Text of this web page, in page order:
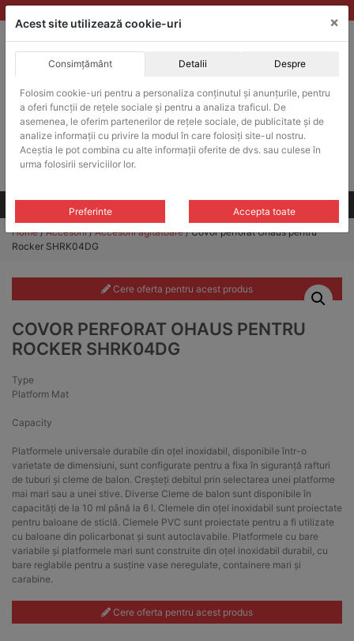
Skip
to
ACHIZITII PUBLICE
Produsele pot fi achizitionate si in sistemul SEAP / SICAP
Products
search
CAUTARE
Toate produsele
Home/Accesorii/Accesorii agitatoare/ Covor perforat Ohaus pentru
Rocker SHRK04DG
Cere oferta pentru acest produs
COVOR PERFORAT OHAUS PENTRU
ROCKER SHRK04DG
Type
Platform Mat
Capacity
Platformele universale durabile din oțel inoxidabil, disponibile într-o
varietate de dimensiuni, sunt configurate pentru a fixa în siguranță rafturi
de tuburi și cleme de balon. Creșteți debitul prin selectarea unei platforme
mai mari sau a unei stive. Diverse Cleme de balon sunt disponibile în
capacități de la 10 ml până la 6 l. Clemele din oțel inoxidabil sunt proiectate
pentru baloane de sticlă. Clemele PVC sunt proiectate pentru a fi utilizate
cu baloane din policarbonat și sunt autoclavabile. Platformele cu bare
variabile și platformele mari sunt construite din oțel inoxidabil durabil, cu
bare reglabile pentru a susține vase neregulate, containere mari și
carabine.
Cere oferta pentru acest produs
Acest site utilizează cookie-uri ×
Consimțământ Detalii Despre
Folosim cookie-uri pentru a personaliza conținutul și anunțurile, pentru
a oferi funcții de rețele sociale și pentru a analiza traficul. De
asemenea, le oferim partenerilor de rețele sociale, de publicitate și de
analize informații cu privire la modul în care folosiți site-ul nostru.
Aceștia le pot combina cu alte informații oferite de dvs. sau culese în
urma folosirii serviciilor lor.
Preferinte Accepta toate